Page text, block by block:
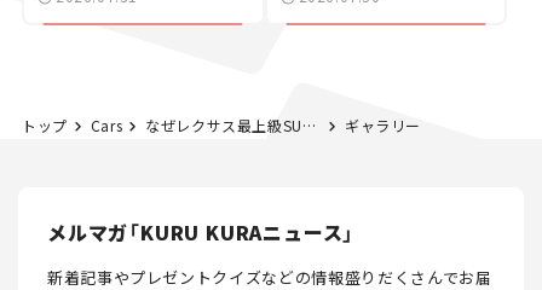
トップ Cars なぜレクサス最上級SUV「LX」は専用ハイブリッドを新開発したのか？ 新型「LX700h」の見所を解説！【新車ニュース】 ギャラリー
メルマガ「KURU KURAニュース」
新着記事やプレゼントクイズなどの情報盛りだくさんでお届